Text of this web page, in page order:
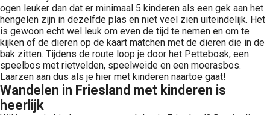
ogen leuker dan dat er minimaal 5 kinderen als een gek aan het
hengelen zijn in dezelfde plas en niet veel zien uiteindelijk. Het
is gewoon echt wel leuk om even de tijd te nemen en om te
kijken of de dieren op de kaart matchen met de dieren die in de
bak zitten. Tijdens de route loop je door het Pettebosk, een
speelbos met rietvelden, speelweide en een moerasbos.
Laarzen aan dus als je hier met kinderen naartoe gaat!
Wandelen in Friesland met kinderen is
heerlijk